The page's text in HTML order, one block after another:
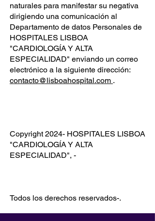
naturales para manifestar su negativa
dirigiendo una comunicación al
Departamento de datos Personales de
HOSPITALES LISBOA
"CARDIOLOGÍA Y ALTA
ESPECIALIDAD" enviando un correo
electrónico a la siguiente dirección:
contacto@lisboahospital.com .
Copyright 2024- HOSPITALES LISBOA
"CARDIOLOGÍA Y ALTA
ESPECIALIDAD", -
Todos los derechos reservados-.